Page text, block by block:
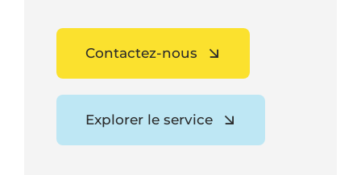
Contactez-nous
Explorer le service